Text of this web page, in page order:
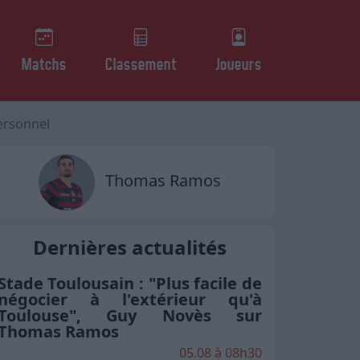
Matchs Classement Joueurs
Thomas Ramos
Dernières actualités
Toulousain : "Plus facile de
à l'extérieur qu'à
Guy Novès sur
Ramos
05.08 à 08h30